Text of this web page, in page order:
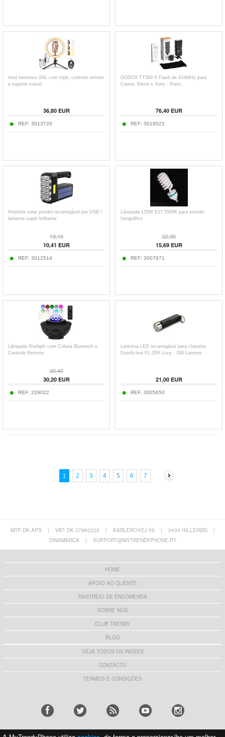
Anel luminoso XXL com tripé, controlo remoto
e suporte móvel
36,80EUR
REF: 3013720
GODOX TT560 II Flash de 433MHz para
Canon, Nikon e Sony - Preto
76,40EUR
REF: 3018022
Holofote solar portátil recarregável por USB /
lanterna super brilhante
13,10
10,41 EUR
REF: 3012514
Lâmpada 135W E27 5500K para estúdio
fotográfico
22,30
15,69EUR
REF: 3007671
Lâmpada Starlight com Coluna Bluetooth e
Controlo Remoto
39,40
30,20EUR
REF: 229022
Lanterna LED recarregável para chaveiro
EverActive FL-35R Luxy - 350 Lumens
21,00EUR
REF: 3005650
1 2 3 4 5 6 7
MTP DK APS | VAT: DK 37860220 | KARLEBOVEJ 59 | 3400 HILLERØD
|
DINAMARCA
| SUPPORT@MYTRENDYPHONE.PT
HOME
APOIO AO CLIENTE
RASTREIO DE ENCOMENDA
SOBRE NÓS
CLUB TRENDY
BLOG
VEJA TODOS OS PAÍSES
CONTACTO
TERMOS E CONDIÇÕES